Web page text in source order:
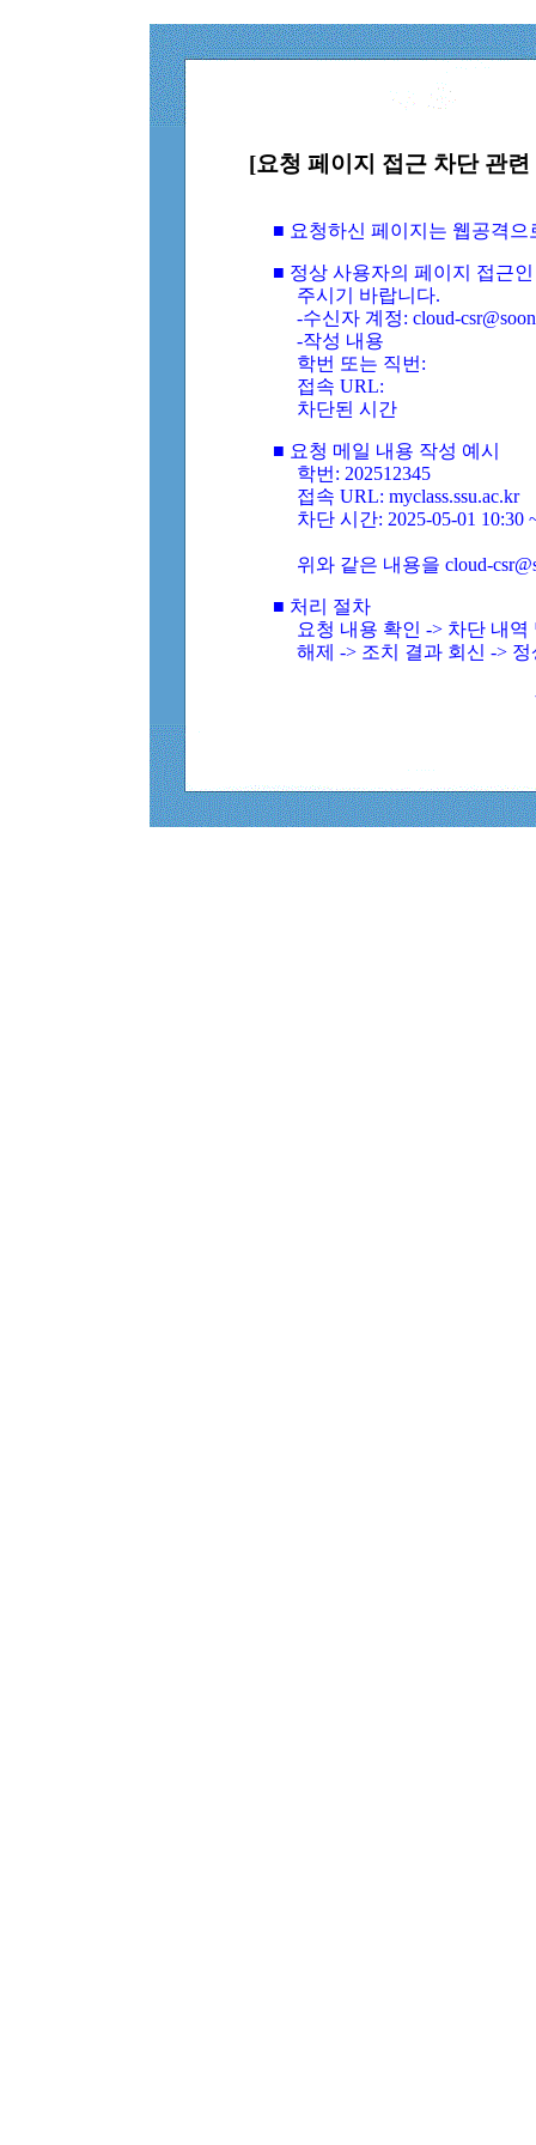
[요청 페이지 접근 차단 관
■ 요청하신 페이지는 웹공격
■ 정상 사용자의 페이지 접근
주시기 바랍니다.
-수신자 계정: cloud-
-작성 내용
학번 또는 직번:
접속 URL:
차단된 시간
■ 요청 메일 내용 작성 예시
학번: 202512345
접속 URL: myclass.ssu.ac.kr
차단 시간: 2025-05-01 10:30
위와 같은 내용을 cloud-
■ 처리 절차
요청 내용 확인 -> 차단 내
해제 -> 조치 결과 회신 ->